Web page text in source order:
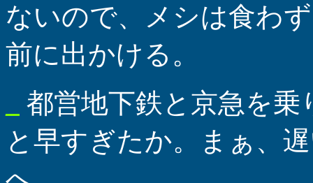
ないので、メシは食わ
前に出かける。
都営地下鉄と京急を
と早すぎたか。まぁ、